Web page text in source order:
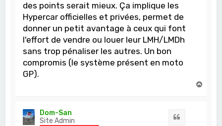
des points serait mieux. Ça implique les
Hypercar officielles et privées, permet de
donner un petit avantage à ceux qui font
l'effort de vendre ou louer leur LMH/LMDh
sans trop pénaliser les autres. Un bon
compromis (le système présent en moto
GP).
Dom-San
Site Admin